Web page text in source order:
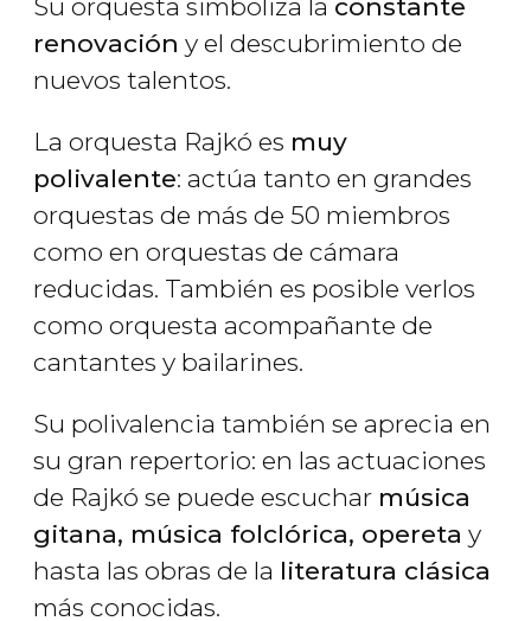
Su orquesta simboliza la constante
renovación y el descubrimiento de
nuevos talentos.
La orquesta Rajkó es muy
polivalente: actúa tanto en grandes
orquestas de más de 50 miembros
como en orquestas de cámara
reducidas. También es posible verlos
como orquesta acompañante de
cantantes y bailarines.
Su polivalencia también se aprecia en
su gran repertorio: en las actuaciones
de Rajkó se puede escuchar música
gitana, música folclórica, opereta y
hasta las obras de la literatura clásica
más conocidas.